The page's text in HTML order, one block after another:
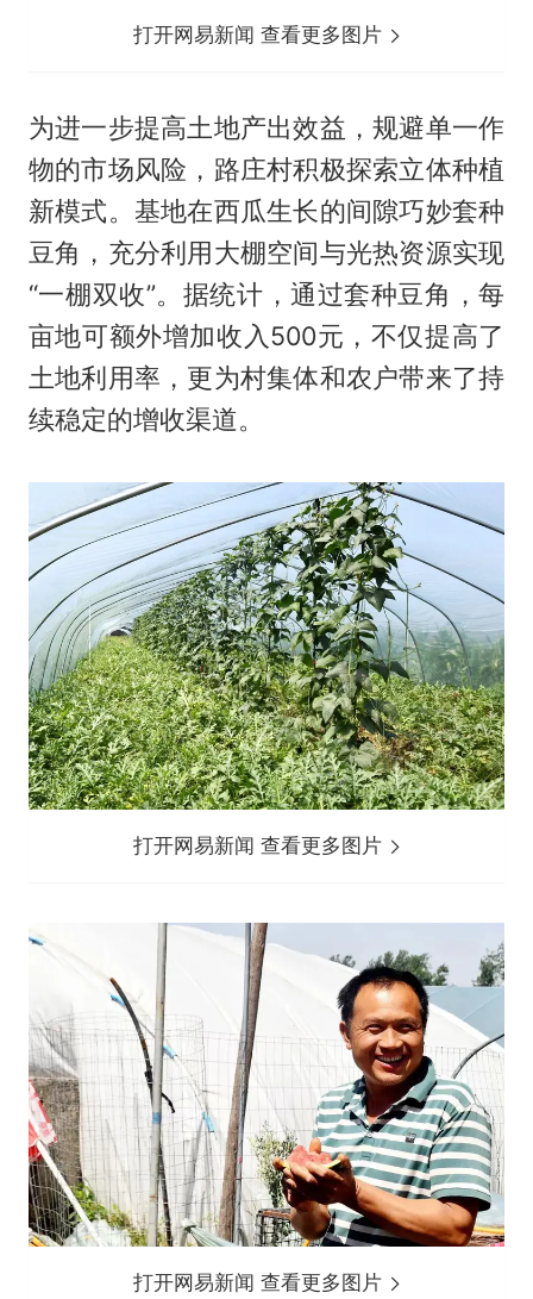
打开网易新闻 查看更多图片
为进一步提高土地产出效益，规避单一作
物的市场风险，路庄村积极探索立体种植
新模式。基地在西瓜生长的间隙巧妙套种
豆角，充分利用大棚空间与光热资源实现
“一棚双收”。据统计，通过套种豆角，每
亩地可额外增加收入500元，不仅提高了
土地利用率，更为村集体和农户带来了持
续稳定的增收渠道。
打开网易新闻 查看更多图片
打开网易新闻 查看更多图片